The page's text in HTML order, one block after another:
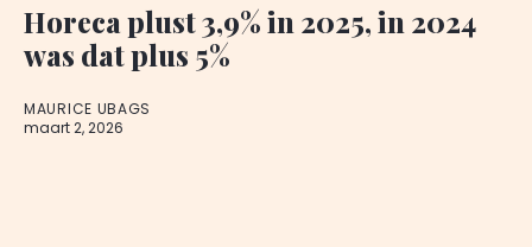
Horeca plust 3,9% in 2025, in 2024
was dat plus 5%
MAURICE UBAGS
maart 2, 2026